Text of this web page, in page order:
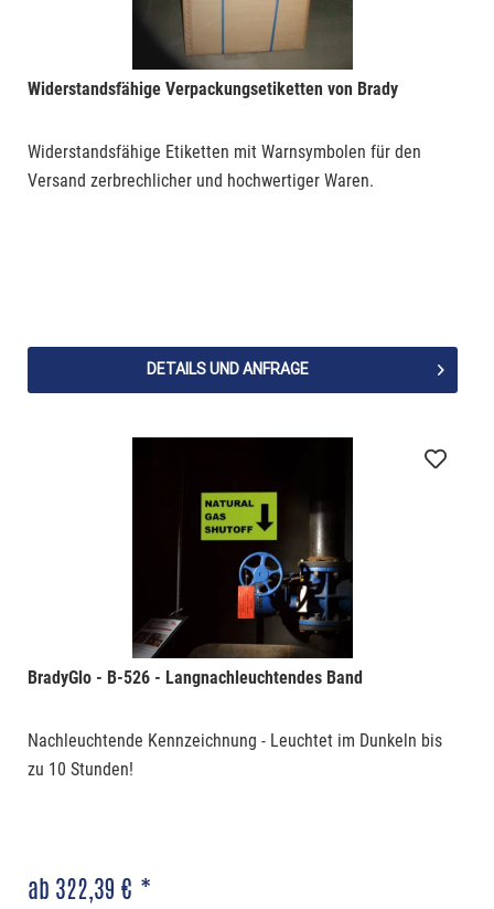
Etiketten pro Ausführung
Widerstandsfähige Verpackungsetiketten von Brady
Widerstandsfähige Etiketten mit Warnsymbolen für den
Versand zerbrechlicher und hochwertiger Waren.
DETAILS UND ANFRAGE
BradyGlo - B-526 - Langnachleuchtendes Band
Nachleuchtende Kennzeichnung - Leuchtet im Dunkeln bis
zu 10 Stunden!
ab 322,39 € *